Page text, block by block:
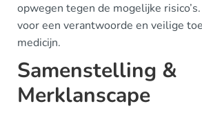
opwegen tegen de mogelijke
voor een verantwoorde en veilige
medicijn.
Samenstelling &
Merklanscape